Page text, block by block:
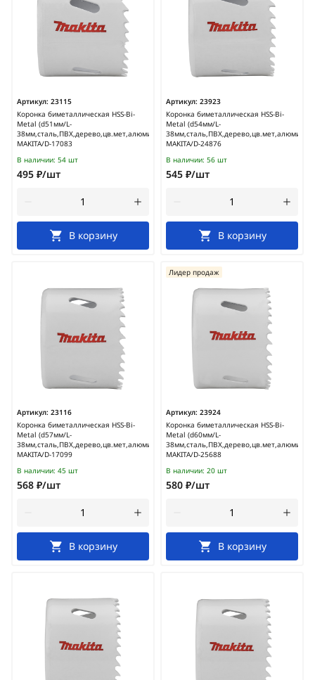
Артикул: 23115
Коронка биметаллическая HSS-Bi-
Metal (d51мм/L-
38мм,сталь,ПВХ,дерево,цв.мет,алюминий)
MAKITA/D-17083
В наличии: 54 шт
495 ₽/шт
В корзину
Артикул: 23923
Коронка биметаллическая HSS-Bi-
Metal (d54мм/L-
38мм,сталь,ПВХ,дерево,цв.мет,алюминий)
MAKITA/D-24876
В наличии: 56 шт
545 ₽/шт
В корзину
Артикул: 23116
Коронка биметаллическая HSS-Bi-
Metal (d57мм/L-
38мм,сталь,ПВХ,дерево,цв.мет,алюминий)
MAKITA/D-17099
В наличии: 45 шт
568 ₽/шт
В корзину
Артикул: 23924
Коронка биметаллическая HSS-Bi-
Metal (d60мм/L-
38мм,сталь,ПВХ,дерево,цв.мет,алюминий)
MAKITA/D-25688
Лидер продаж
В наличии: 20 шт
580 ₽/шт
В корзину